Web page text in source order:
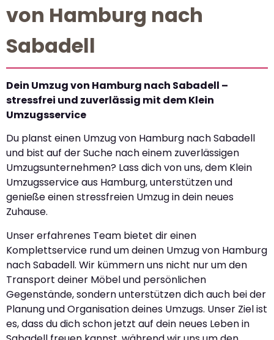
von Hamburg nach
Sabadell
Dein Umzug von Hamburg nach Sabadell –
stressfrei und zuverlässig mit dem Klein
Umzugsservice
Du planst einen Umzug von Hamburg nach Sabadell
und bist auf der Suche nach einem zuverlässigen
Umzugsunternehmen? Lass dich von uns, dem Klein
Umzugsservice aus Hamburg, unterstützen und
genieße einen stressfreien Umzug in dein neues
Zuhause.
Unser erfahrenes Team bietet dir einen
Komplettservice rund um deinen Umzug von Hamburg
nach Sabadell. Wir kümmern uns nicht nur um den
Transport deiner Möbel und persönlichen
Gegenstände, sondern unterstützen dich auch bei der
Planung und Organisation deines Umzugs. Unser Ziel ist
es, dass du dich schon jetzt auf dein neues Leben in